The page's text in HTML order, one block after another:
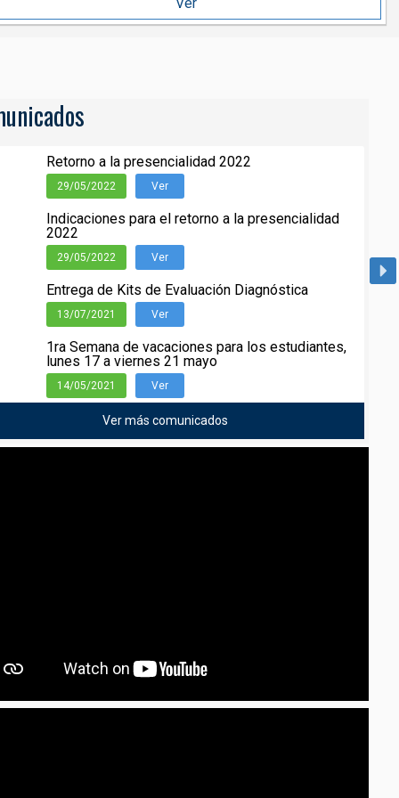
Retorno a la presencialidad 2022
29/05/2022 Ver
Indicaciones para el retorno a la presencialidad
2022
29/05/2022 Ver
Entrega de Kits de Evaluación Diagnóstica
13/07/2021 Ver
1ra Semana de vacaciones para los estudiantes,
lunes 17 a viernes 21 mayo
14/05/2021 Ver
Ver más comunicados